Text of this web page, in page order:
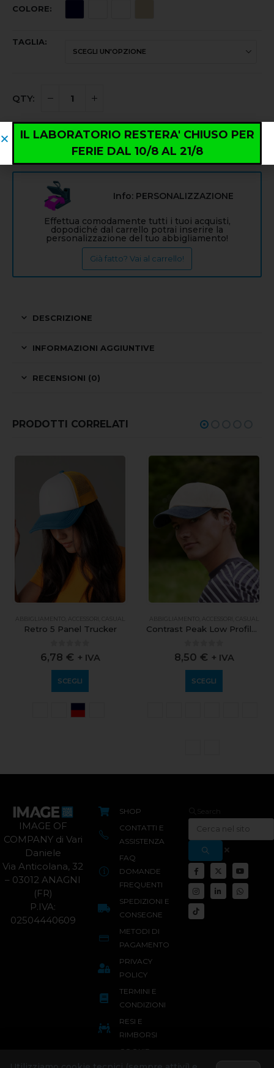
COLORE
TAGLIA
AGGIUNGI AL CARRELLO
Info: PERSONALIZZAZIONE
Effettua comodamente tutti i tuoi acquisti,
dopodiché dal carrello potrai inserire la
personalizzazione del tuo abbigliamento!
Già fatto? Vai al carrello!
DESCRIZIONE
INFORMAZIONI AGGIUNTIVE
RECENSIONI (0)
PRODOTTI CORRELATI
ABBIGLIAMENTO ACCESSORI CASUAL
Retro 5 Panel Trucker
0out of 5
6,78 € + IVA
SCEGLI
ABBIGLIAMENTO ACCESSORI CASUAL
Contrast Peak Low Profile Vintage Cap
0 out of 5
8,50 € + IVA
SCEGLI
IMAGE OF
COMPANY di Vari
Daniele
Via Anticolana, 32
– 03012 ANAGNI
(FR)
P.IVA:
02504440609
SHOP
CONTATTI E
ASSISTENZA
FAQ
DOMANDE
FREQUENTI
SPEDIZIONI E
CONSEGNE
METODI DI
PAGAMENTO
PRIVACY
POLICY
TERMINI E
CONDIZIONI
RESI E
RIMBORSI
COOKIE
POLICY
IL LABORATORIO RESTERA' CHIUSO PER
FERIE DAL 10/8 AL 21/8